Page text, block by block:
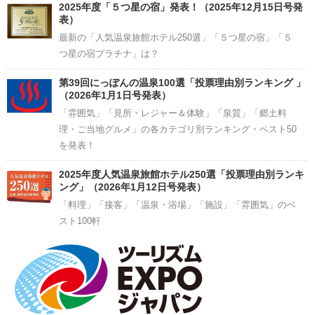
2025年度「５つ星の宿」発表！（2025年12月15日号発
表）
最新の「人気温泉旅館ホテル250選」「５つ星の宿」「５
つ星の宿プラチナ」は？
第39回にっぽんの温泉100選「投票理由別ランキング 」
（2026年1月1日号発表）
「雰囲気」「見所・レジャー＆体験」「泉質」「郷土料
理・ご当地グルメ」の各カテゴリ別ランキング・ベスト50
を発表！
2025年度人気温泉旅館ホテル250選「投票理由別ランキ
ング」（2026年1月12日号発表）
「料理」「接客」「温泉・浴場」「施設」「雰囲気」のベ
スト100軒